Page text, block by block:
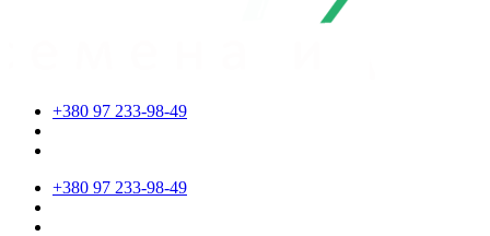
+380 97 233-98-49
+380 97 233-98-49